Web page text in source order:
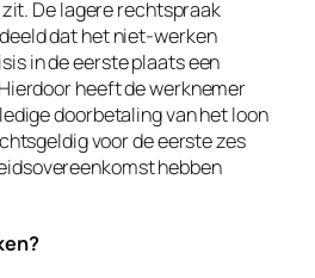
De lagere rechtspraak
dat het niet-werken
in de eerste plaats een
heeft de werknemer
doorbetaling van het loon
voor de eerste zes
hebben